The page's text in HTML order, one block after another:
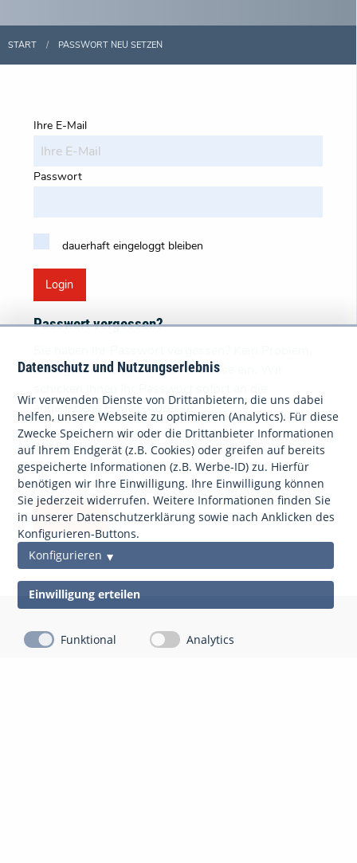
START PASSWORT NEU SETZEN
Ihre E-Mail
Passwort
dauerhaft eingeloggt bleiben
Login
Passwort vergessen?
Bitte geben Sie Ihre E-Mail-Adresse ein. Wir
angegebene E-Mail-Adresse.
Ihre E-Mail
anfordern
Datenschutz und Nutzungserlebnis
Wir verwenden Dienste von Drittanbietern, die uns dabei
helfen, unsere Webseite zu optimieren (Analytics). Für diese
Zwecke Speichern wir oder die Drittanbieter Informationen
auf Ihrem Endgerät (z.B. Cookies) oder greifen auf bereits
gespeicherte Informationen (z.B. Werbe-ID) zu. Hierfür
benötigen wir Ihre Einwilligung. Ihre Einwilligung können
Sie jederzeit widerrufen. Weitere Informationen finden Sie
in unserer Datenschutzerklärung sowie nach Anklicken des
Konfigurieren-Buttons.
Konfigurieren
Einwilligung erteilen
Funktional Analytics